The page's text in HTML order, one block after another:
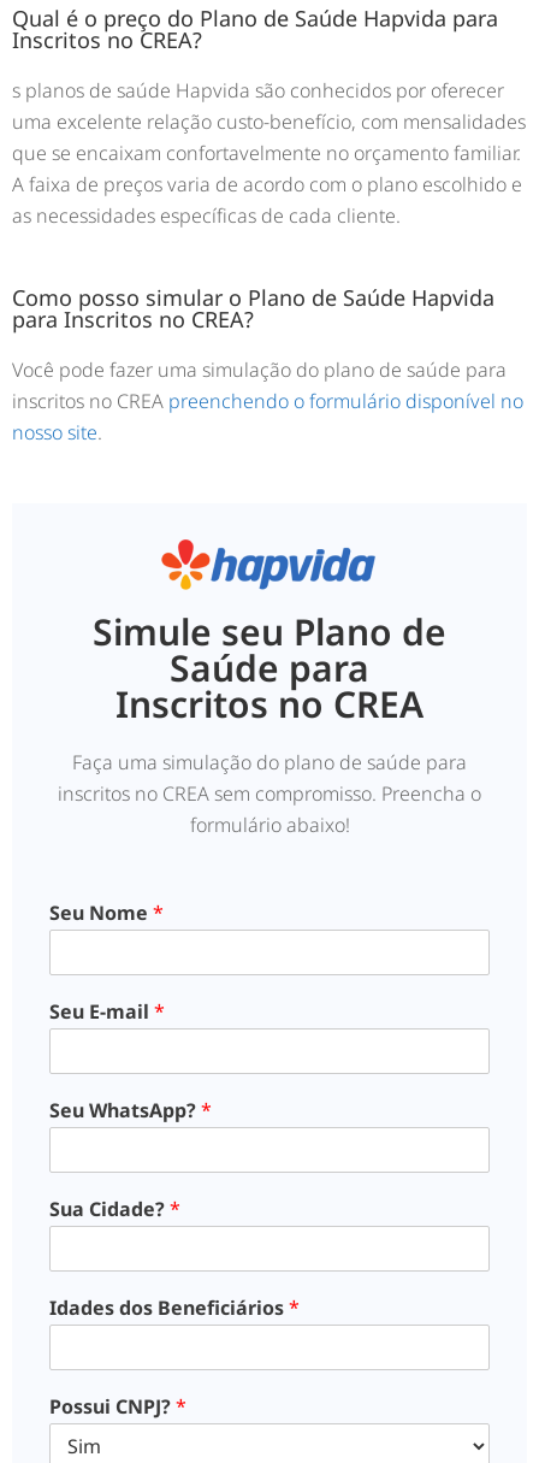
Qual é o preço do Plano de Saúde Hapvida para
Inscritos no CREA?
s planos de saúde Hapvida são conhecidos por oferecer
uma excelente relação custo-benefício, com mensalidades
que se encaixam confortavelmente no orçamento familiar.
A faixa de preços varia de acordo com o plano escolhido e
as necessidades específicas de cada cliente.
Como posso simular o Plano de Saúde Hapvida
para Inscritos no CREA?
Você pode fazer uma simulação do plano de saúde para
inscritos no CREA preenchendo o formulário disponível no
nosso site.
Simule seu Plano de
Saúde para
Inscritos no CREA
Faça uma simulação do plano de saúde para
inscritos no CREA sem compromisso. Preencha o
formulário abaixo!
Seu Nome *
Seu E-mail *
Seu WhatsApp?*
Sua Cidade?*
Idades dos Beneficiários*
Possui CNPJ?*